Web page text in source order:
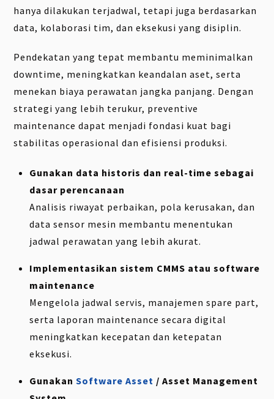
hanya dilakukan terjadwal, tetapi juga berdasarkan
data, kolaborasi tim, dan eksekusi yang disiplin.
Pendekatan yang tepat membantu meminimalkan
downtime, meningkatkan keandalan aset, serta
menekan biaya perawatan jangka panjang. Dengan
strategi yang lebih terukur, preventive
maintenance dapat menjadi fondasi kuat bagi
stabilitas operasional dan efisiensi produksi.
Gunakan data historis dan real-time sebagai
dasar perencanaan
Analisis riwayat perbaikan, pola kerusakan, dan
data sensor mesin membantu menentukan
jadwal perawatan yang lebih akurat.
Implementasikan sistem CMMS atau software
maintenance
Mengelola jadwal servis, manajemen spare part,
serta laporan maintenance secara digital
meningkatkan kecepatan dan ketepatan
eksekusi.
Gunakan Software Asset / Asset Management